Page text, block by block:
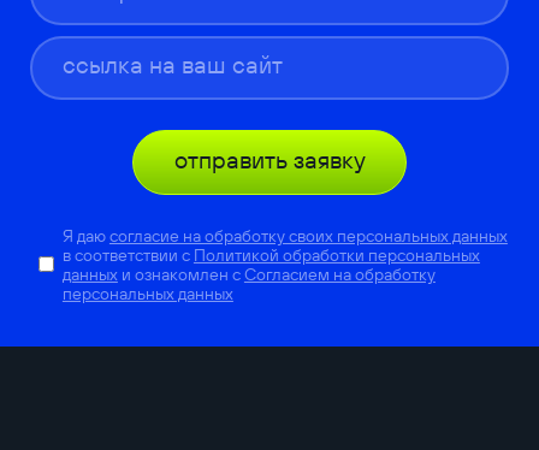
отправить заявку
Я даюсогласие на обработку своих персональных данных
в соответствии с Политикой обработки персональных
данныхи ознакомлен сСогласием на обработку
персональных данных